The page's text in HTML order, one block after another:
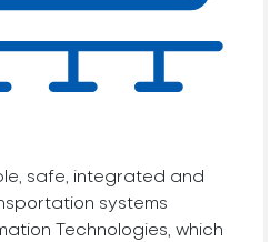
safe, integrated and
systems
Technologies, which